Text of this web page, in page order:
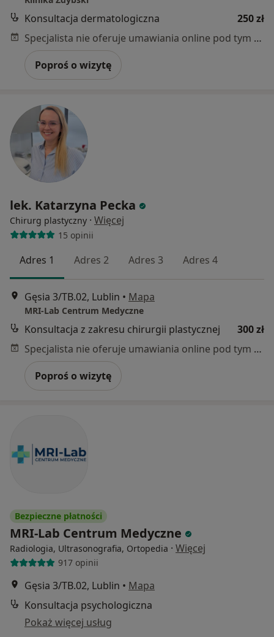
Konsultacja dermatologiczna
250 zł
Specjalista nie oferuje umawiania online pod tym adresem.
Poproś o wizytę
lek. Katarzyna Pecka
Chirurg plastyczny · Więcej
15 opinii
Adres 1 Adres 2 Adres 3 Adres 4
Gęsia 3/TB.02, Lublin • Mapa
MRI-Lab Centrum Medyczne
Konsultacja z zakresu chirurgii plastycznej
300 zł
Specjalista nie oferuje umawiania online pod tym adresem.
Poproś o wizytę
Bezpieczne płatności
MRI-Lab Centrum Medyczne
Radiologia, Ultrasonografia, Ortopedia · Więcej
917 opinii
Gęsia 3/TB.02, Lublin • Mapa
Konsultacja psychologiczna
Pokaż więcej usług